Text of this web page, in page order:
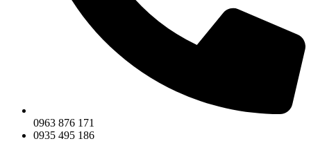
0963 876 171
0935 495 186